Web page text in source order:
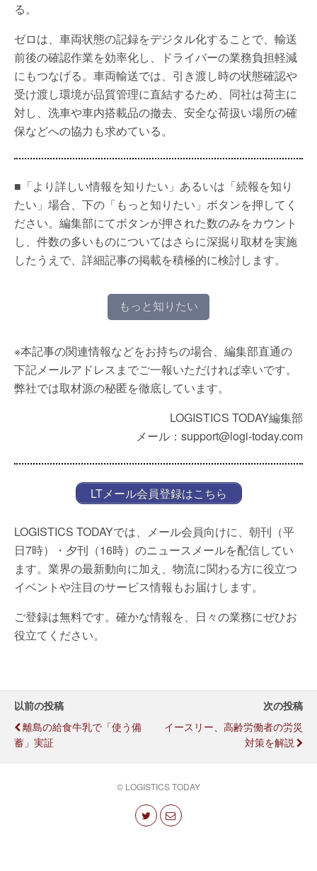
る。
ゼロは、車両状態の記録をデジタル化することで、輸送
前後の確認作業を効率化し、ドライバーの業務負担軽減
にもつなげる。車両輸送では、引き渡し時の状態確認や
受け渡し環境が品質管理に直結するため、同社は荷主に
対し、洗車や車内搭載品の撤去、安全な荷扱い場所の確
保などへの協力も求めている。
■「より詳しい情報を知りたい」あるいは「続報を知り
たい」場合、下の「もっと知りたい」ボタンを押してく
ださい。編集部にてボタンが押された数のみをカウント
し、件数の多いものについてはさらに深掘り取材を実施
したうえで、詳細記事の掲載を積極的に検討します。
もっと知りたい
※本記事の関連情報などをお持ちの場合、編集部直通の
下記メールアドレスまでご一報いただければ幸いです。
弊社では取材源の秘匿を徹底しています。
LOGISTICS TODAY編集部
メール：support@logi-today.com
LTメール会員登録はこちら
LOGISTICS TODAYでは、メール会員向けに、朝刊（平
日7時）・夕刊（16時）のニュースメールを配信してい
ます。業界の最新動向に加え、物流に関わる方に役立つ
イベントや注目のサービス情報もお届けします。
ご登録は無料です。確かな情報を、日々の業務にぜひお
役立てください。
以前の投稿
離島の給食牛乳で「使う備
蓄」実証
次の投稿
イースリー、高齢労働者の労災
対策を解説
© LOGISTICS TODAY